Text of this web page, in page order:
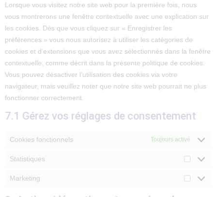
Lorsque vous visitez notre site web pour la première fois, nous
vous montrerons une fenêtre contextuelle avec une explication sur
les cookies. Dès que vous cliquez sur « Enregistrer les
préférences » vous nous autorisez à utiliser les catégories de
cookies et d’extensions que vous avez sélectionnés dans la fenêtre
contextuelle, comme décrit dans la présente politique de cookies.
Vous pouvez désactiver l’utilisation des cookies via votre
navigateur, mais veuillez noter que notre site web pourrait ne plus
fonctionner correctement.
7.1 Gérez vos réglages de consentement
Cookies fonctionnels Toujours activé
Statistiques
Marketing